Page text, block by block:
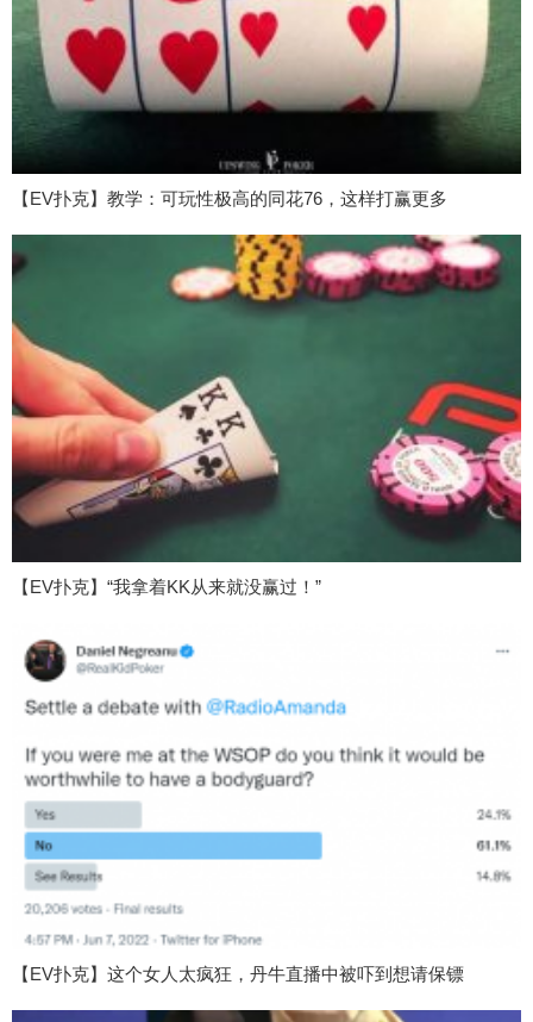
【EV扑克】教学：可玩性极高的同花76，这样打赢更多
【EV扑克】“我拿着KK从来就没赢过！”
【EV扑克】这个女人太疯狂，丹牛直播中被吓到想请保镖